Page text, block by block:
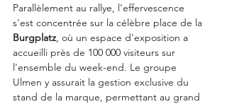
Parallèlement au rallye, l'effervescence
s'est concentrée sur la célèbre place de la
Burgplatz, où un espace d'exposition a
accueilli près de 100 000 visiteurs sur
l'ensemble du week-end. Le groupe
Ulmen y assurait la gestion exclusive du
stand de la marque, permettant au grand